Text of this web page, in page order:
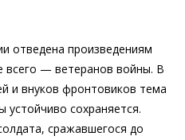
отведена произведениям
всего — ветеранов войны. В
и внуков фронтовиков тема
сохраняется.
сражавшегося до